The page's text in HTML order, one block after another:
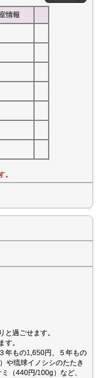
情報
。
過ごせます。
す。
年もの1,650円、５年もの
や琉球イノシシのたたき
（440円/100g）など、